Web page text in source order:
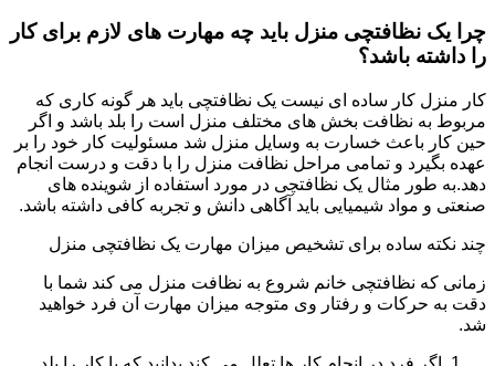
چرا یک نظافتچی منزل باید چه مهارت های لازم برای کار
را داشته باشد؟
کار منزل کار ساده ای نیست یک نظافتچی باید هر گونه کاری که
مربوط به نظافت بخش های مختلف منزل است را بلد باشد و اگر
حین کار باعث خسارت به وسایل منزل شد مسئولیت کار خود را بر
عهده بگیرد و تمامی مراحل نظافت منزل را با دقت و درست انجام
دهد.به طور مثال یک نظافتچی در مورد استفاده از شوینده های
صنعتی و مواد شیمیایی باید آگاهی دانش و تجربه کافی داشته باشد.
چند نکته ساده برای تشخیص میزان مهارت یک نظافتچی منزل
زمانی که نظافتچی خانم شروع به نظافت منزل می کند شما با
دقت به حرکات و رفتار وی متوجه میزان مهارت آن فرد خواهید
شد.